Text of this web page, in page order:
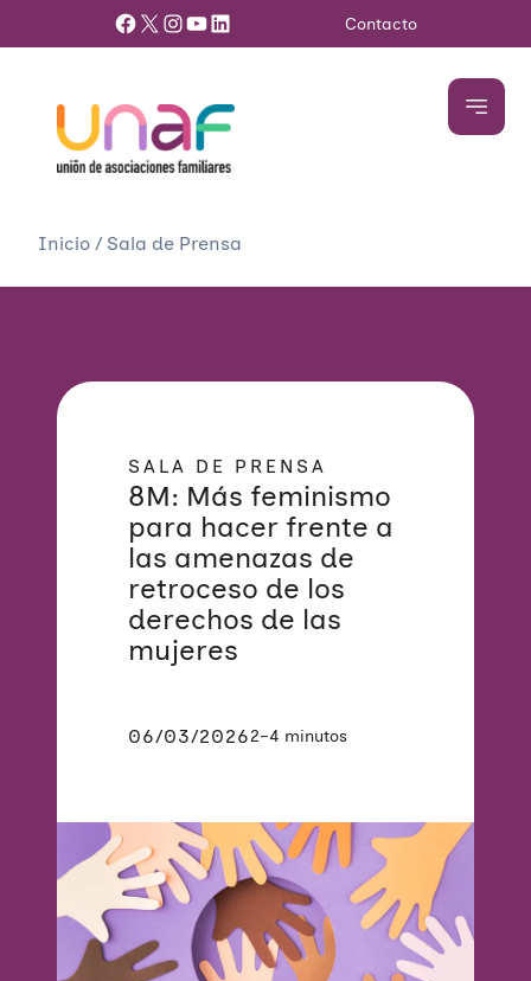
Facebook X InstagramYouTube LinkedIn Contacto
Inicio / Sala de Prensa
SALA DE PRENSA
8M: Más feminismo
para hacer frente a
las amenazas de
retroceso de los
derechos de las
mujeres
06/03/20262–4 minutos